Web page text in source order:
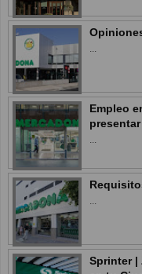
...
Empleo
...
...
Sprinter |